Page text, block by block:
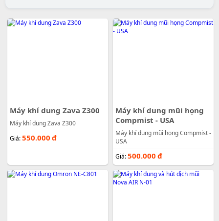
Máy khí dung Zava Z300
Máy khí dung Zava Z300
Giá:550.000 đ
Máy khí dung mũi họng
Compmist - USA
Máy khí dung mũi họng Compmist -
USA
Giá:500.000 đ